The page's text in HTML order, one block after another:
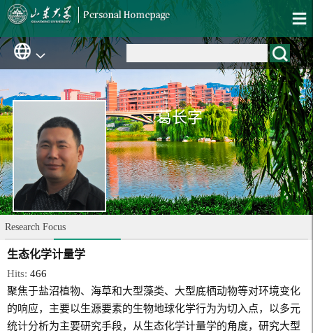
葛长字
Research Focus
生态化学计量学
Hits:466
聚焦于盐沼植物、海草和大型藻类、大型底栖动物等对环境变化
的响应，主要以生源要素的生物地球化学行为为切入点，以多元
统计分析为主要研究手段，从生态化学计量学的角度，研究大型